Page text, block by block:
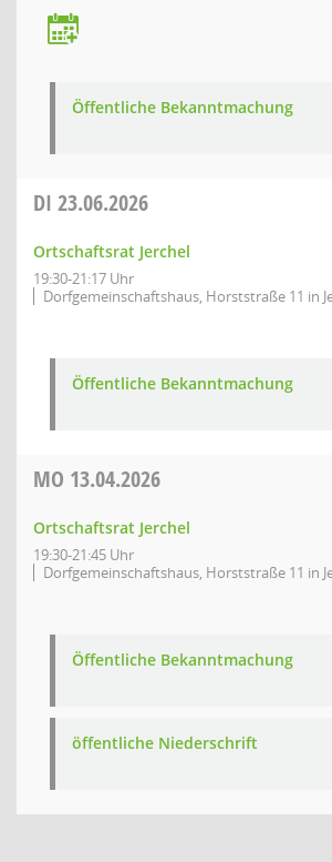
Öffentliche Bekanntmachung
DI 23.06.2026
Ortschaftsrat Jerchel
19:30-21:17 Uhr
Dorfgemeinschaftshaus, Horststraße 11 in
Öffentliche Bekanntmachung
MO 13.04.2026
Ortschaftsrat Jerchel
19:30-21:45 Uhr
Dorfgemeinschaftshaus, Horststraße 11 in
Öffentliche Bekanntmachung
öffentliche Niederschrift